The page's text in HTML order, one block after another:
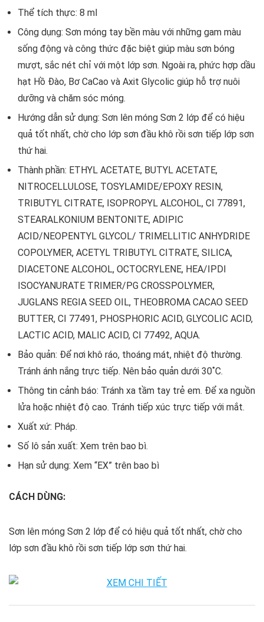
Thể tích thực: 8 ml
Công dụng: Sơn móng tay bền màu với những gam màu
sống động và công thức đặc biệt giúp màu sơn bóng
mượt, sắc nét chỉ với một lớp sơn. Ngoài ra, phức hợp dầu
hạt Hồ Đào, Bơ CaCao và Axit Glycolic giúp hỗ trợ nuôi
dưỡng và chăm sóc móng.
Hướng dẫn sử dụng: Sơn lên móng Sơn 2 lớp để có hiệu
quả tốt nhất, chờ cho lớp sơn đầu khô rồi sơn tiếp lớp sơn
thứ hai.
Thành phần: ETHYL ACETATE, BUTYL ACETATE,
NITROCELLULOSE, TOSYLAMIDE/EPOXY RESIN,
TRIBUTYL CITRATE, ISOPROPYL ALCOHOL, CI 77891,
STEARALKONIUM BENTONITE, ADIPIC
ACID/NEOPENTYL GLYCOL/ TRIMELLITIC ANHYDRIDE
COPOLYMER, ACETYL TRIBUTYL CITRATE, SILICA,
DIACETONE ALCOHOL, OCTOCRYLENE, HEA/IPDI
ISOCYANURATE TRIMER/PG CROSSPOLYMER,
JUGLANS REGIA SEED OIL, THEOBROMA CACAO SEED
BUTTER, CI 77491, PHOSPHORIC ACID, GLYCOLIC ACID,
LACTIC ACID, MALIC ACID, CI 77492, AQUA.
Bảo quản: Để nơi khô ráo, thoáng mát, nhiệt độ thường.
Tránh ánh nắng trực tiếp. Nên bảo quản dưới 30˚C.
Thông tin cảnh báo: Tránh xa tầm tay trẻ em. Để xa nguồn
lửa hoặc nhiệt độ cao. Tránh tiếp xúc trực tiếp với mắt.
Xuất xứ: Pháp.
Số lô sản xuất: Xem trên bao bì.
Hạn sử dụng: Xem “EX” trên bao bì
CÁCH DÙNG:
Sơn lên móng Sơn 2 lớp để có hiệu quả tốt nhất, chờ cho
lớp sơn đầu khô rồi sơn tiếp lớp sơn thứ hai.